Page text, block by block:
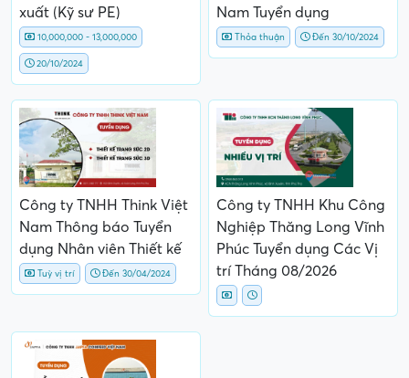
xuất (Kỹ sư PE)
10,000,000 - 13,000,000
20/10/2024
Nam Tuyển dụng
Thỏa thuận Đến 30/10/2024
Công ty TNHH Think Việt
Nam Thông báo Tuyển
dụng Nhân viên Thiết kế
Tuỳ vị trí Đến 30/04/2024
Công ty TNHH Khu Công
Nghiệp Thăng Long Vĩnh
Phúc Tuyển dụng Các Vị
trí Tháng 08/2026